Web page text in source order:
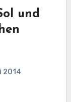
und
2014